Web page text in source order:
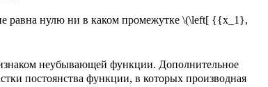
равна нулю ни в каком промежутке \(\left[ {{x_1},
неубывающей функции. Дополнительное
постоянства функции, в которых производная